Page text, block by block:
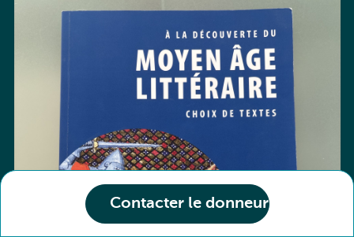
Contacter le donneur